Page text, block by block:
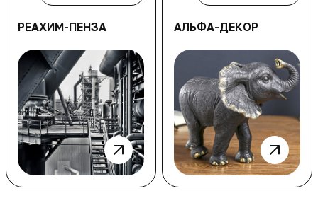
РЕАХИМ-ПЕНЗА АЛЬФА-ДЕКОР